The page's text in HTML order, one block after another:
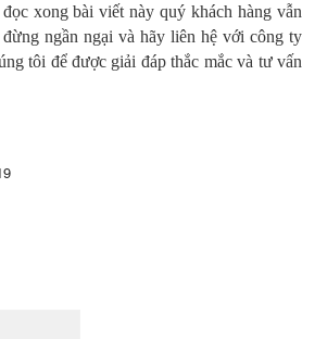
đọc xong bài viết này quý khách hàng vẫn
ngần ngại và hãy liên hệ với công ty
tôi để được giải đáp thắc mắc và tư vấn